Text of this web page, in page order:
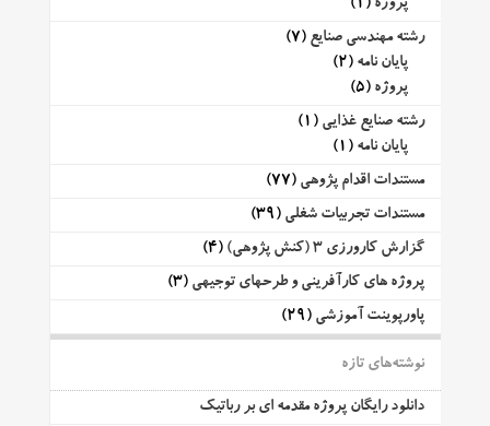
پروژه (1)
رشته مهندسی صنایع (7)
پایان نامه (2)
پروژه (5)
رشته صنایع غذایی (1)
پایان نامه (1)
مستندات اقدام پژوهی (77)
مستندات تجربیات شغلی (39)
گزارش کارورزی 3 (کنش پژوهی)
(4)
پروژه های کارآفرینی و طرحهای توجیهی (3)
پاورپوینت آموزشی (29)
نوشته‌های تازه
دانلود رایگان پروژه مقدمه ای بر رباتیک